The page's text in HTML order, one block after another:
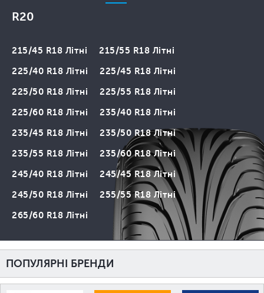
R20
215/45 R18 Літні
215/55 R18 Літні
225/40 R18 Літні
225/45 R18 Літні
225/50 R18 Літні
225/55 R18 Літні
225/60 R18 Літні
235/40 R18 Літні
235/45 R18 Літні
235/50 R18 Літні
235/55 R18 Літні
235/60 R18 Літні
245/40 R18 Літні
245/45 R18 Літні
245/50 R18 Літні
255/55 R18 Літні
265/60 R18 Літні
ПОПУЛЯРНІ БРЕНДИ